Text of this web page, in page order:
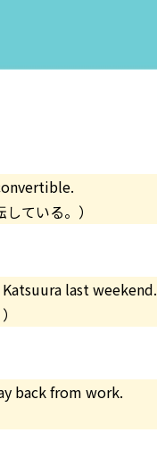
ている。）
last weekend.
back from work.